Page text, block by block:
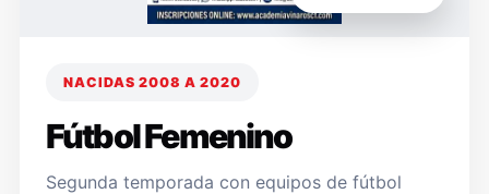
NACIDAS 2008 A 2020
Fútbol Femenino
Segunda temporada con equipos de fútbol